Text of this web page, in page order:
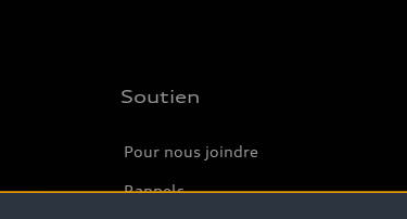
Soutien
Pour nous joindre
Rappels